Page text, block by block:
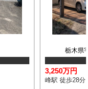
栃木県
3,250万円
峰駅 徒歩28分